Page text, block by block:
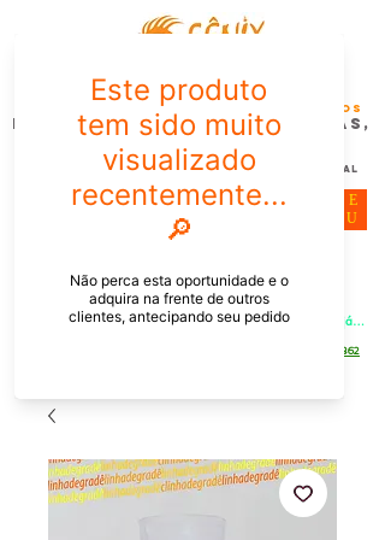
FÊNIX DESIGN STUDIO | Design
Gráfico| Desenvolvimento de Produtos
Personalizados para Pessoas,
Empresas e EventoS
Lembrancinhas, Brindes promocionais,
Decoração, Presentes e Comunicação Visual
PEDIDOS PELO CHAT OU WHATSAPP: Informe os produtos,
quantidade e o CEP ou endereço de entrega e receba um link já
ME
NU
[21] 9 6546 4862